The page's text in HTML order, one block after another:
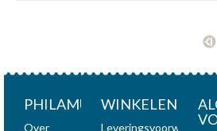
PHILAMUNDI
Over
WINKELEN
Leveringsvoorwaarden